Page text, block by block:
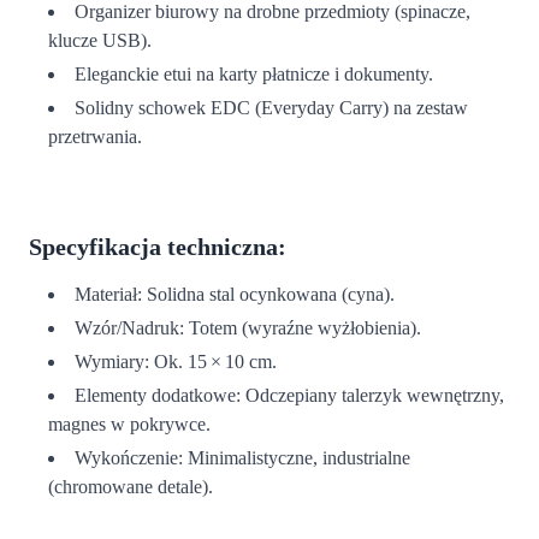
Organizer biurowy na drobne przedmioty (spinacze,
klucze USB).
Eleganckie etui na karty płatnicze i dokumenty.
Solidny schowek EDC (Everyday Carry) na zestaw
przetrwania.
Specyfikacja techniczna:
Materiał: Solidna stal ocynkowana (cyna).
Wzór/Nadruk: Totem (wyraźne wyżłobienia).
Wymiary: Ok. 15 × 10 cm.
Elementy dodatkowe: Odczepiany talerzyk wewnętrzny,
magnes w pokrywce.
Wykończenie: Minimalistyczne, industrialne
(chromowane detale).